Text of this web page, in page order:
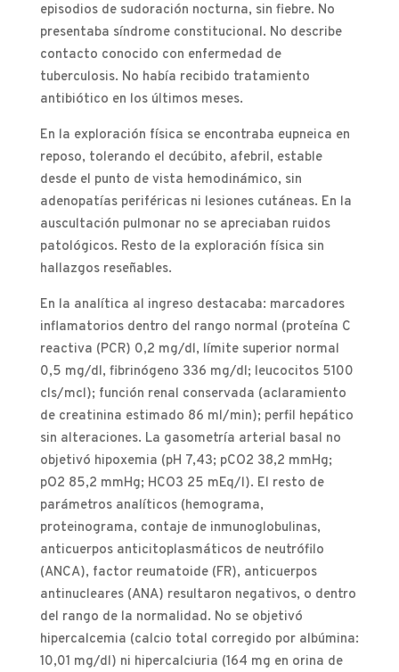
episodios de sudoración nocturna, sin fiebre. No
presentaba síndrome constitucional. No describe
contacto conocido con enfermedad de
tuberculosis. No había recibido tratamiento
antibiótico en los últimos meses.
En la exploración física se encontraba eupneica en
reposo, tolerando el decúbito, afebril, estable
desde el punto de vista hemodinámico, sin
adenopatías periféricas ni lesiones cutáneas. En la
auscultación pulmonar no se apreciaban ruidos
patológicos. Resto de la exploración física sin
hallazgos reseñables.
En la analítica al ingreso destacaba: marcadores
inflamatorios dentro del rango normal (proteína C
reactiva (PCR) 0,2 mg/dl, límite superior normal
0,5 mg/dl, fibrinógeno 336 mg/dl; leucocitos 5100
cls/mcl); función renal conservada (aclaramiento
de creatinina estimado 86 ml/min); perfil hepático
sin alteraciones. La gasometría arterial basal no
objetivó hipoxemia (pH 7,43; pCO2 38,2 mmHg;
pO2 85,2 mmHg; HCO3 25 mEq/l). El resto de
parámetros analíticos (hemograma,
proteinograma, contaje de inmunoglobulinas,
anticuerpos anticitoplasmáticos de neutrófilo
(ANCA), factor reumatoide (FR), anticuerpos
antinucleares (ANA) resultaron negativos, o dentro
del rango de la normalidad. No se objetivó
hipercalcemia (calcio total corregido por albúmina:
10,01 mg/dl) ni hipercalciuria (164 mg en orina de